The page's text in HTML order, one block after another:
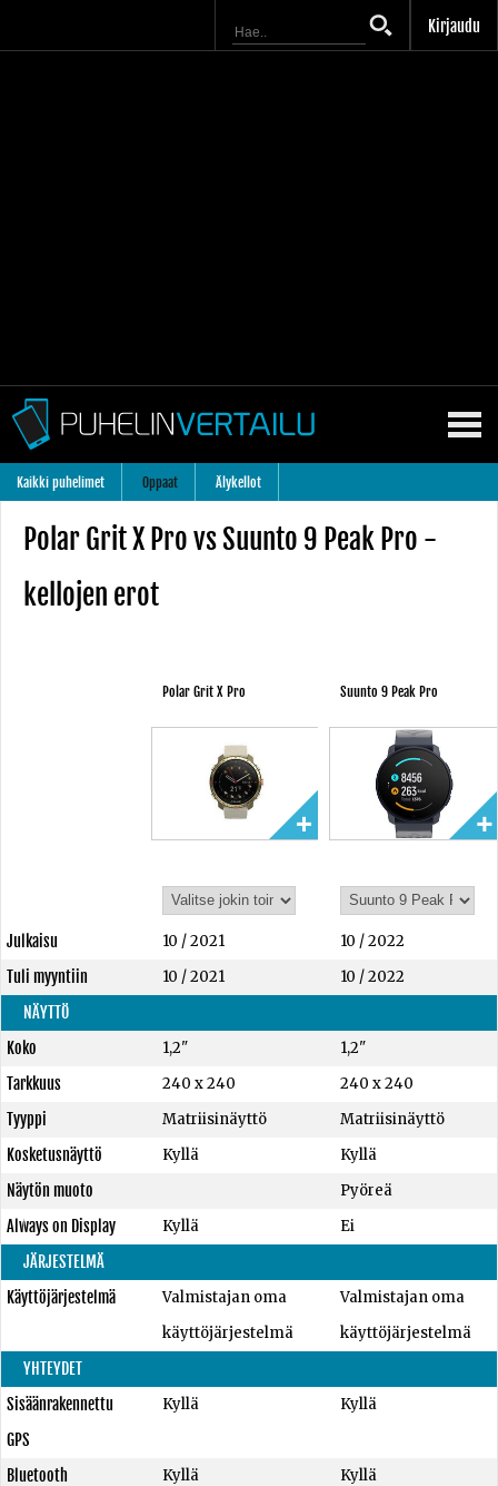
Kirjaudu
Kaikki puhelimet Oppaat Älykellot
Polar Grit X Pro vs Suunto 9 Peak Pro -
kellojen erot
Polar Grit X Pro Suunto 9 Peak Pro
Julkaisu 10 / 2021
10 / 2022
Tuli myyntiin
10 / 2021
10 / 2022
NÄYTTÖ
Koko
1,2"
1,2"
Tarkkuus
240 x 240
240 x 240
Tyyppi
Matriisinäyttö
Matriisinäyttö
Kosketusnäyttö
Kyllä
Kyllä
Näytön muoto
Pyöreä
Always on Display
Kyllä
Ei
JÄRJESTELMÄ
Käyttöjärjestelmä
Valmistajan oma
käyttöjärjestelmä
Valmistajan oma
käyttöjärjestelmä
YHTEYDET
Sisäänrakennettu
GPS
Kyllä Kyllä
Bluetooth Kyllä
Kyllä